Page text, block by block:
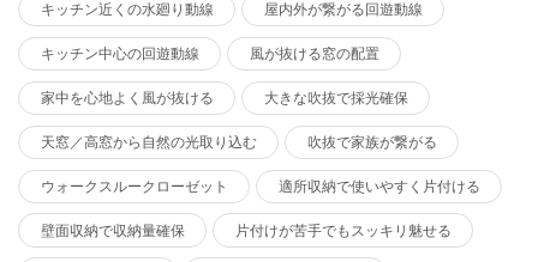
キッチン近くの水廻り動線 屋内外が繋がる回遊動線
キッチン中心の回遊動線 風が抜ける窓の配置
家中を心地よく風が抜ける 大きな吹抜で採光確保
天窓／高窓から自然の光取り込む 吹抜で家族が繋がる
ウォークスルークローゼット 適所収納で使いやすく片付ける
壁面収納で収納量確保 片付けが苦手でもスッキリ魅せる